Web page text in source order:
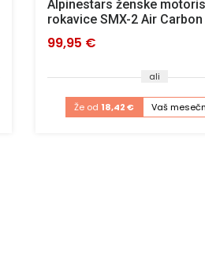
Alpinestars ženske
rokavice SMX-2 Air Carbon
99,95 €
ali
Že od 18,42 € Vaš